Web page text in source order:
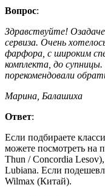
Вопрос:
Здравствуйте!
сервиза. Очень
фарфора, с широким
комплекта, до
порекомендовали
Марина, Балашиха
Ответ:
Если подбираете
можете посмотреть на
Thun / Concordia
Lubiana. Если
Wilmax (Китай).